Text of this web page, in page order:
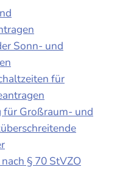
Sonn- und
für
Großraum- und
§ 70 StVZO